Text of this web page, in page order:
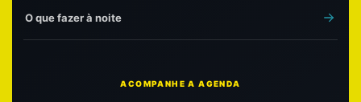
O que fazer à noite
ACOMPANHE A AGENDA